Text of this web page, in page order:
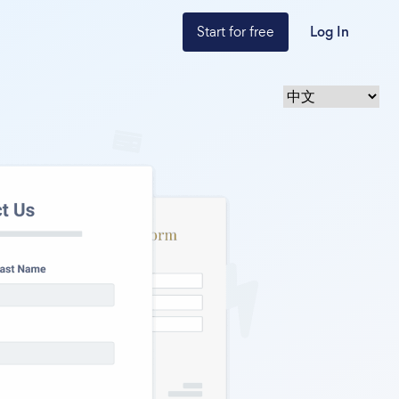
Start for free Log In